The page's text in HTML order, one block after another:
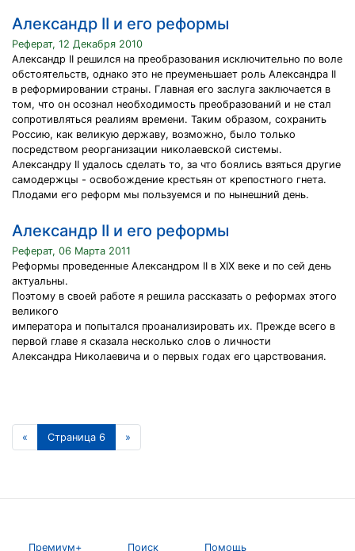
Александр II и его реформы
Реферат, 12 Декабря 2010
Александр II решился на преобразования исключительно по воле
обстоятельств, однако это не преуменьшает роль Александра II
в реформировании страны. Главная его заслуга заключается в
том, что он осознал необходимость преобразований и не стал
сопротивляться реалиям времени. Таким образом, сохранить
Россию, как великую державу, возможно, было только
посредством реорганизации николаевской системы.
Александру II удалось сделать то, за что боялись взяться другие
самодержцы - освобождение крестьян от крепостного гнета.
Плодами его реформ мы пользуемся и по нынешний день.
Александр II и его реформы
Реферат, 06 Марта 2011
Реформы проведенные Александром II в ХIХ веке и по сей день
актуальны.
Поэтому в своей работе я решила рассказать о реформах этого
великого
императора и попытался проанализировать их. Прежде всего в
первой главе я сказала несколько слов о личности
Александра Николаевича и о первых годах его царствования.
« Страница 6 »
Премиум+ Поиск Помощь